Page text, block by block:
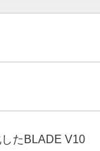
たBLADE V10